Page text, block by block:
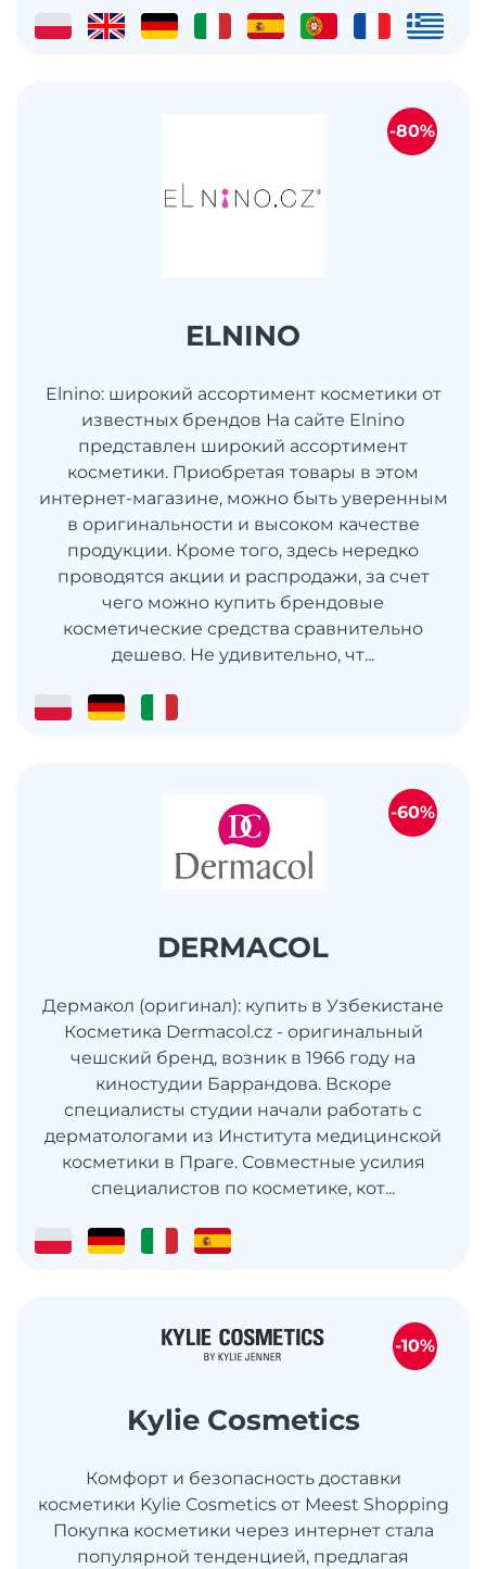
ELNINO
Elnino: широкий ассортимент косметики от
известных брендов На сайте Elnino
представлен широкий ассортимент
косметики. Приобретая товары в этом
интернет-магазине, можно быть уверенным
в оригинальности и высоком качестве
продукции. Кроме того, здесь нередко
проводятся акции и распродажи, за счет
чего можно купить брендовые
косметические средства сравнительно
дешево. Не удивительно, чт...
-80%
DERMACOL
Дермакол (оригинал): купить в Узбекистане
Косметика Dermacol.cz - оригинальный
чешский бренд, возник в 1966 году на
киностудии Баррандова. Вскоре
специалисты студии начали работать с
дерматологами из Института медицинской
косметики в Праге. Совместные усилия
специалистов по косметике, кот...
-60%
Kylie Cosmetics
Комфорт и безопасность доставки
косметики Kylie Cosmetics от Meest Shopping
Покупка косметики через интернет стала
популярной тенденцией, предлагая
-10%